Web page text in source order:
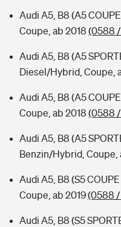
Audi A5, B8 (A5
Coupe, ab 2018 (0588 /
Audi A5, B8 (A5
Diesel/Hybrid, Coupe,
Audi A5, B8 (A5
Coupe, ab 2018 (0588 /
Audi A5, B8 (A5
Benzin/Hybrid, Coupe,
Audi A5, B8 (S5
Coupe, ab 2019(0588 /
Audi A5, B8 (S5